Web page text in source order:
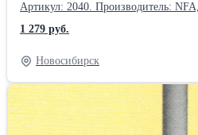
Артикул: 2040. Производитель:
наличии есть.Производитель: NFA,
1 279 руб.
Новосибирск